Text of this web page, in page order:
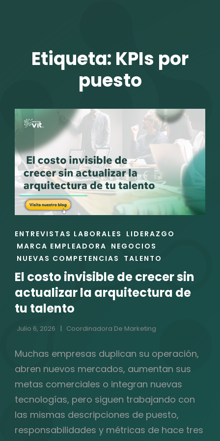
Etiqueta: KPIs por
puesto
ENLACES
DE
LAS
CATEGORÍAS
ENTREVISTAS LABORALES
LIDERAZGO
MARCA EMPLEADORA NEGOCIOS
NUEVAS COMPETENCIAS
TALENTO
El costo invisible de crecer sin
actualizar la arquitectura de
tu talento
Julio 6, 2026 Coordinadora De Marketing
Muchas empresas duplican su operación,
abren nuevos mercados, aumentan sus
metas comerciales o integran nuevas
tecnologías, pero siguen trabajando con
las mismas descripciones de puesto,
responsabilidades y métricas de hace tres